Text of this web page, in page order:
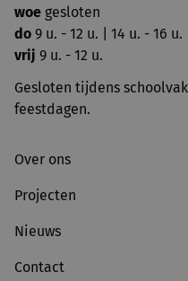
woe gesloten
do 9 u. - 12 u. | 14 u. - 16 u.
vrij 9 u. - 12 u.
Gesloten tijdens
feestdagen.
Over ons
Projecten
Nieuws
Contact